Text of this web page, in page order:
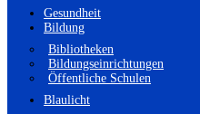
Gesundheit
Bildung
Bibliotheken
Bildungseinrichtungen
Öffentliche Schulen
Blaulicht